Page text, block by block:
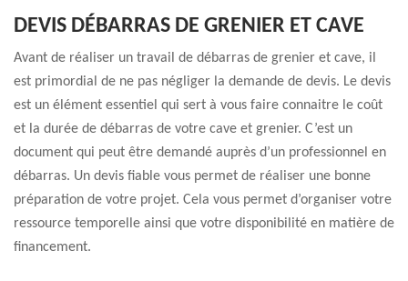
DEVIS DÉBARRAS DE GRENIER ET CAVE
Avant de réaliser un travail de débarras de grenier et cave, il
est primordial de ne pas négliger la demande de devis. Le devis
est un élément essentiel qui sert à vous faire connaitre le coût
et la durée de débarras de votre cave et grenier. C’est un
document qui peut être demandé auprès d’un professionnel en
débarras. Un devis fiable vous permet de réaliser une bonne
préparation de votre projet. Cela vous permet d’organiser votre
ressource temporelle ainsi que votre disponibilité en matière de
financement.